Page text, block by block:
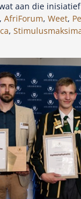
aan die
, AfriForum, Weet,
,